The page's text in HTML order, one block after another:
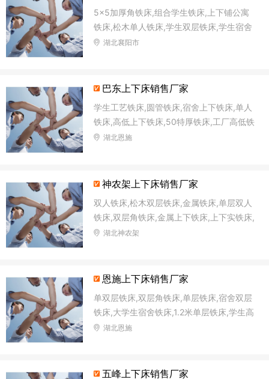
5×5加厚角铁床,组合学生铁床,上下铺公寓
铁床,松木单人铁床,学生双层铁床,学生宿舍
铁床,方管铁床,单、双层铁床
湖北襄阳市
巴东上下床销售厂家
学生工艺铁床,圆管铁床,宿舍上下铁床,单人
铁床,高低上下铁床,50特厚铁床,工厂高低铁
床,铁架双层床
湖北恩施
神农架上下床销售厂家
双人铁床,松木双层铁床,金属铁床,单层双人
铁床,双层角铁床,金属上下铁床,上下实铁床,
公寓上下铁床
湖北神农架
恩施上下床销售厂家
单双层铁床,双层角铁床,单层铁床,宿舍双层
铁床,大学生宿舍铁床,1.2米单层铁床,学生高
低铁床,单位铁床
湖北恩施
五峰上下床销售厂家